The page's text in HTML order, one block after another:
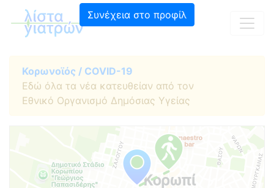
Συνέχεια στο προφίλ
Κορωνοϊός / COVID-19
Εδώ όλα τα νέα κατευθείαν από τον
Εθνικό Οργανισμό Δημόσιας Υγείας